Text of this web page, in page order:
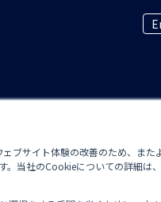
ブサイト体験の改善のため、また
当社のCookieについての詳細は、